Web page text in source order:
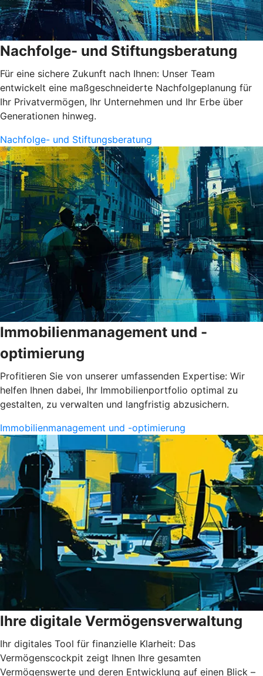
Nachfolge- und Stiftungsberatung
Für eine sichere Zukunft nach Ihnen: Unser Team
entwickelt eine maßgeschneiderte Nachfolgeplanung für
Ihr Privatvermögen, Ihr Unternehmen und Ihr Erbe über
Generationen hinweg.
Nachfolge- und Stiftungsberatung
Immobilienmanagement und -
optimierung
Profitieren Sie von unserer umfassenden Expertise: Wir
helfen Ihnen dabei, Ihr Immobilienportfolio optimal zu
gestalten, zu verwalten und langfristig abzusichern.
Immobilienmanagement und -optimierung
Ihre digitale Vermögensverwaltung
Ihr digitales Tool für finanzielle Klarheit: Das
Vermögenscockpit zeigt Ihnen Ihre gesamten
Vermögenswerte und deren Entwicklung auf einen Blick –